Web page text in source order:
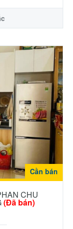
Cần bán
CHU
(Đã bán)